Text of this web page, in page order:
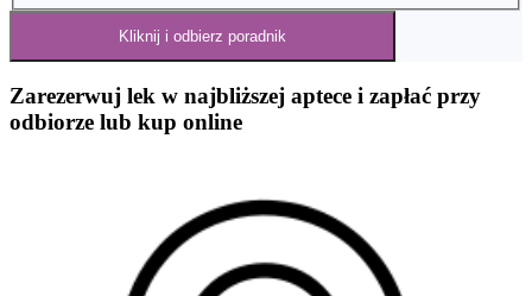
Kliknij i odbierz poradnik
Zarezerwuj lek w najbliższej aptece i zapłać przy
odbiorze lub kup online